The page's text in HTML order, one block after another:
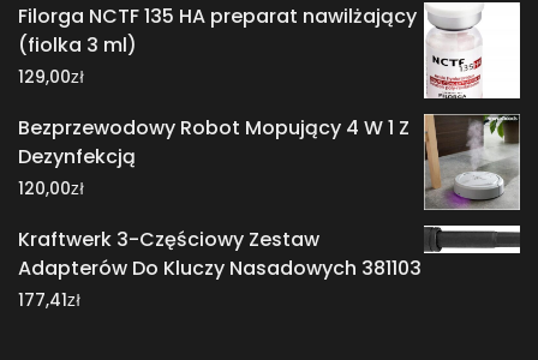
Filorga NCTF 135 HA preparat nawilżający
(fiolka 3 ml)
129,00zł
Bezprzewodowy Robot Mopujący 4 W 1 Z
Dezynfekcją
120,00zł
Kraftwerk 3-Częściowy Zestaw
Adapterów Do Kluczy Nasadowych 381103
177,41zł